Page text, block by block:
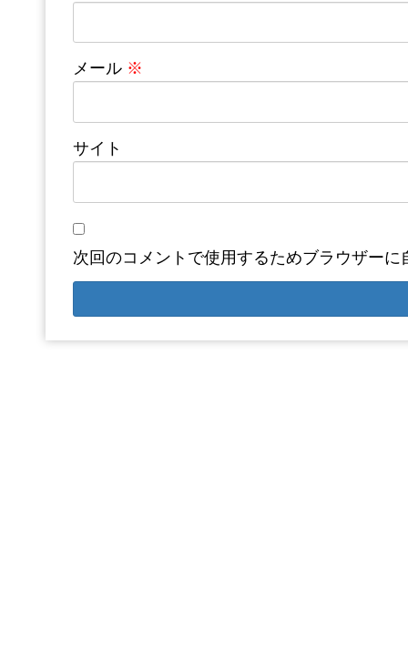
メール ※
サイト
次回のコメントで使用するためブラウザー